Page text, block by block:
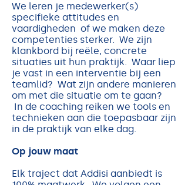
We leren je medewerker(s)
specifieke attitudes en
vaardigheden of we maken deze
competenties sterker. ​We zijn
klankbord bij reële, concrete
situaties uit hun praktijk. Waar liep
je vast in een interventie bij een
teamlid? Wat zijn andere manieren
om met die situatie om te gaan?
In de coaching reiken we tools en
technieken aan die toepasbaar zijn
in de praktijk van elke dag.
Op jouw maat
Elk traject dat Addisi aanbiedt is